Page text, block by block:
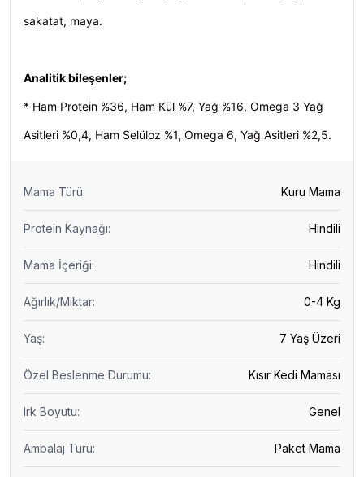
sakatat, maya.
Analitik bileşenler;
* Ham Protein %36, Ham Kül %7, Yağ %16, Omega 3 Yağ
Asitleri %0,4, Ham Selüloz %1, Omega 6, Yağ Asitleri %2,5.
Mama Türü: Kuru Mama
Protein Kaynağı: Hindili
Mama İçeriği: Hindili
Ağırlık/Miktar: 0-4 Kg
Yaş: 7 Yaş Üzeri
Özel Beslenme Durumu: Kısır Kedi Maması
Irk Boyutu: Genel
Ambalaj Türü: Paket Mama